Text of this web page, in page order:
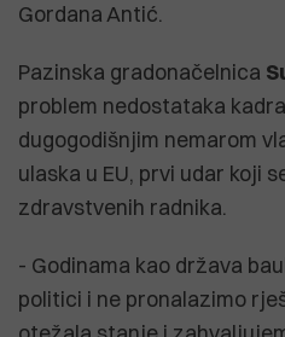
Gordana Antić.
Pazinska gradonačelnica
problem nedostataka
dugogodišnjim nemarom
ulaska u EU, prvi udar koji
zdravstvenih radnika.
- Godinama kao država
politici i ne pronalazimo